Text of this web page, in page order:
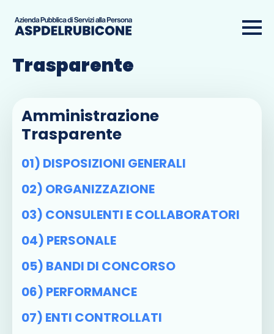
Amministrazione
Trasparente
Amministrazione
Trasparente
01) DISPOSIZIONI GENERALI
02) ORGANIZZAZIONE
03) CONSULENTI E COLLABORATORI
04) PERSONALE
05) BANDI DI CONCORSO
06) PERFORMANCE
07) ENTI CONTROLLATI